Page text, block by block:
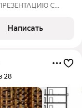
С
этаже общей
Написать
28